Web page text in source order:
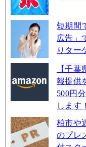
短期間
広告」
りター
【千
報提供
500円
します！
柏市や
のプレ